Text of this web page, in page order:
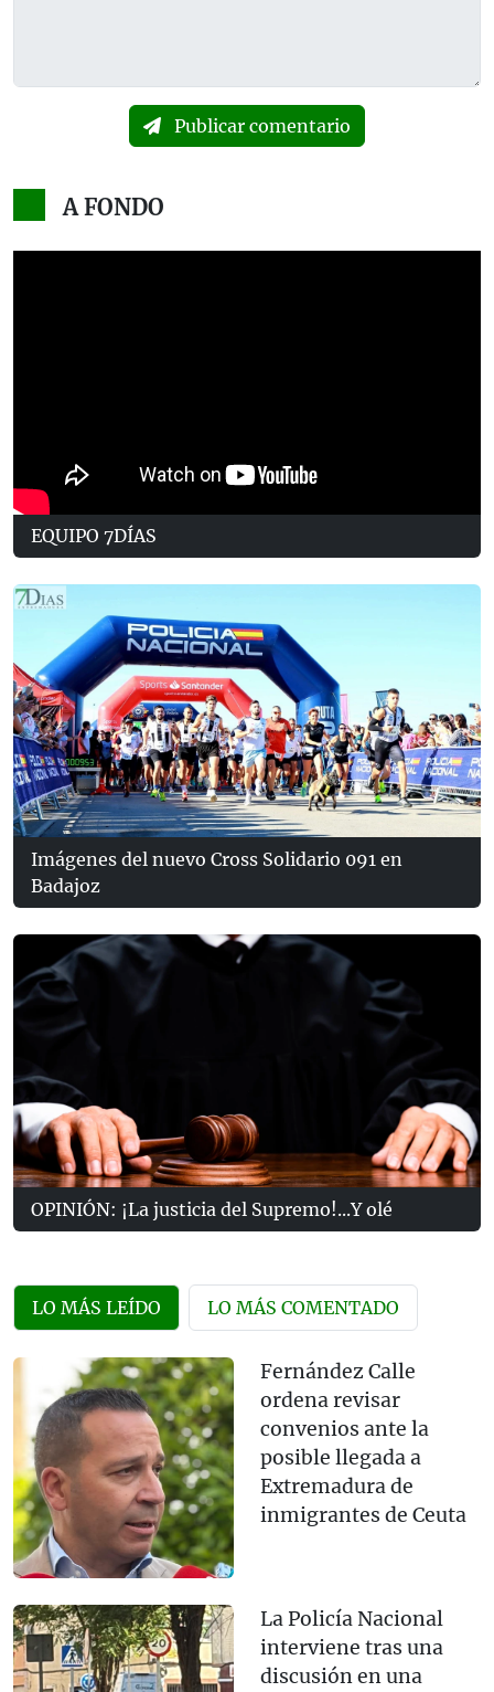
Publicar comentario
A FONDO
EQUIPO 7DÍAS
Imágenes del nuevo Cross Solidario 091 en
Badajoz
OPINIÓN: ¡La justicia del Supremo!...Y olé
LO MÁS LEÍDO LO MÁS COMENTADO
Fernández Calle
ordena revisar
convenios ante la
posible llegada a
Extremadura de
inmigrantes de Ceuta
La Policía Nacional
interviene tras una
discusión en una